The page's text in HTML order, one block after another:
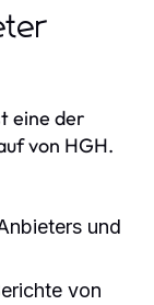
eine der
von HGH.
und
von